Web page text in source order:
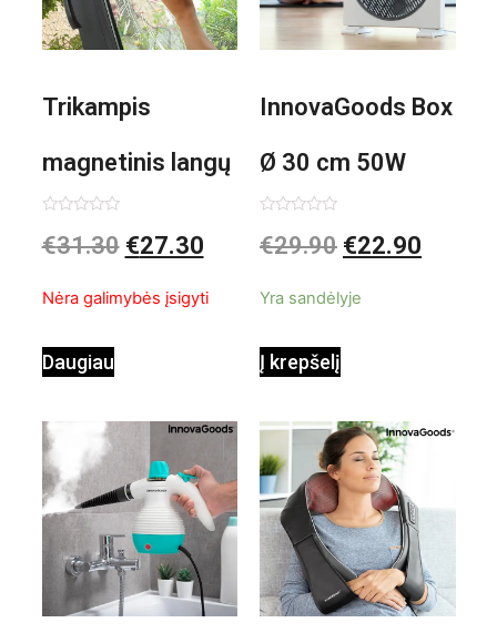
Trikampis
magnetinis langų
valiklis Klinmag
0
iš
€31.30 €27.30
Nėra galimybės įsigyti
Daugiau
InnovaGoods Box
Ø 30 cm 50W
Baltai pilkas
0
iš
€29.90 €22.90
Yra sandėlyje
Į krepšelį